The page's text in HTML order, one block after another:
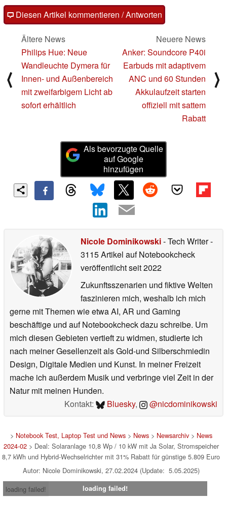
Diesen Artikel kommentieren / Antworten
⟨
Ältere News
Philips Hue: Neue
Wandleuchte Dymera für
Innen- und Außenbereich
mit zweifarbigem Licht ab
sofort erhältlich
Neuere News
Anker: Soundcore P40i
Earbuds mit adaptivem
ANC und 60 Stunden
Akkulaufzeit starten
offiziell mit sattem
Rabatt
⟩
Als bevorzugte Quelle
auf Google
hinzufügen
Nicole Dominikowski- Tech Writer-
3115 Artikel auf Notebookcheck
veröffentlichtseit 2022
Zukunftsszenarien und fiktive Welten
faszinieren mich, weshalb ich mich
gerne mit Themen wie etwa AI, AR und Gaming
beschäftige und auf Notebookcheck dazu schreibe. Um
mich diesen Gebieten vertieft zu widmen, studierte ich
nach meiner Gesellenzeit als Gold-und Silberschmiedin
Design, Digitale Medien und Kunst. In meiner Freizeit
mache ich außerdem Musik und verbringe viel Zeit in der
Natur mit meinen Hunden.
Kontakt:
Bluesky, @nicdominikowski
> Notebook Test, Laptop Test und News> News> Newsarchiv> News
2024-02> Deal: Solaranlage 10,8 Wp / 10 kW mit Ja Solar, Stromspeicher
8,7 kWh und Hybrid-Wechselrichter mit 31% Rabatt für günstige 5.809 Euro
Autor: Nicole Dominikowski, 27.02.2024 (Update: 5.05.2025)
loading failed!
loading failed!